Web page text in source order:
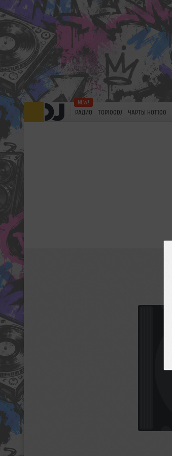
РАДИО TOP100DJ ЧАРТЫ HOT100